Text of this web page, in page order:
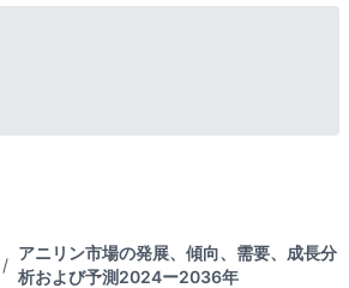
/
アニリン市場の発展、傾向、需要、成長分
析および予測2024ー2036年